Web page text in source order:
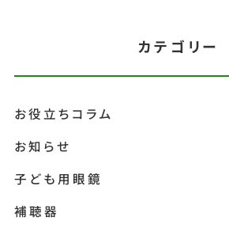
カテゴリー
お役立ちコラム
お知らせ
子ども用眼鏡
補聴器